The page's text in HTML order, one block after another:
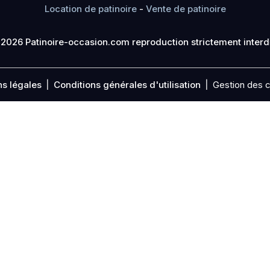
Location de patinoire- Vente de patinoire
Patinoire-occasion.com reproduction strictement
légales Conditions générales d'utilisation Gestion des